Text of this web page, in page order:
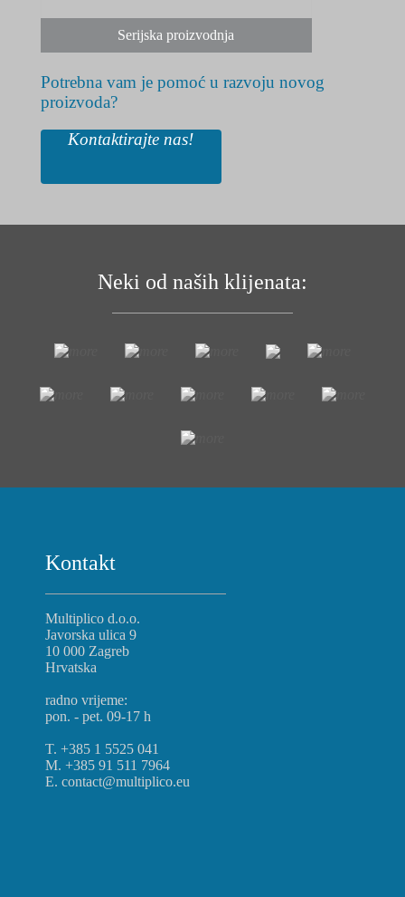
Serijska proizvodnja
Potrebna vam je pomoć u razvoju novog
proizvoda?
Kontaktirajte nas!
Neki od naših klijenata:
Kontakt
Multiplico d.o.o.
Javorska ulica 9
10 000 Zagreb
Hrvatska
radno vrijeme:
pon. - pet. 09-17 h
T. +385 1 5525 041
M. +385 91 511 7964
E. contact@multiplico.eu